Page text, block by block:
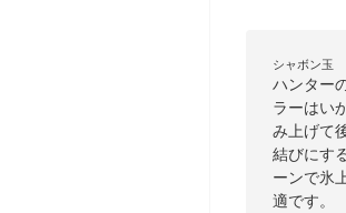
シャボン玉
ハンター
ラーはい
み上げて
結びにす
ーンで氷
適です。